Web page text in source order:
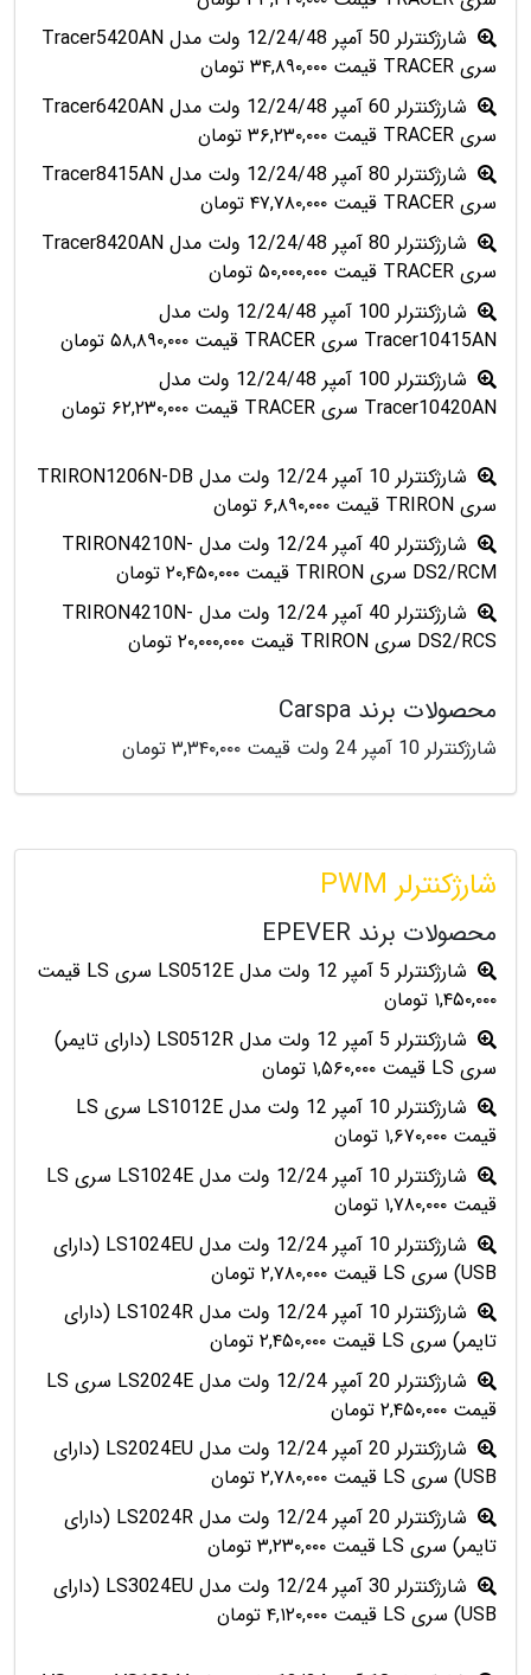
شارژکنترلر 50 آمپر 12/24/48 ولت مدل Tracer5420AN
سری TRACER قیمت ۳۴,۸۹۰,۰۰۰ تومان
شارژکنترلر 60 آمپر 12/24/48 ولت مدل Tracer6420AN
سری TRACER قیمت ۳۶,۲۳۰,۰۰۰ تومان
شارژکنترلر 80 آمپر 12/24/48 ولت مدل Tracer8415AN
سری TRACER قیمت ۴۷,۷۸۰,۰۰۰ تومان
شارژکنترلر 80 آمپر 12/24/48 ولت مدل Tracer8420AN
سری TRACER قیمت ۵۰,۰۰۰,۰۰۰ تومان
شارژکنترلر 100 آمپر 12/24/48 ولت مدل
Tracer10415AN سری TRACER قیمت ۵۸,۸۹۰,۰۰۰ تومان
شارژکنترلر 100 آمپر 12/24/48 ولت مدل
Tracer10420AN سری TRACER قیمت ۶۲,۲۳۰,۰۰۰ تومان
شارژکنترلر 10 آمپر 12/24 ولت مدل TRIRON1206N-DB
سری TRIRON قیمت ۶,۸۹۰,۰۰۰ تومان
شارژکنترلر 40 آمپر 12/24 ولت مدل TRIRON4210N-
DS2/RCM سری TRIRON قیمت ۲۰,۴۵۰,۰۰۰ تومان
شارژکنترلر 40 آمپر 12/24 ولت مدل TRIRON4210N-
DS2/RCS سری TRIRON قیمت ۲۰,۰۰۰,۰۰۰ تومان
محصولات برند Carspa
شارژکنترلر 10 آمپر 24 ولت قیمت ۳,۳۴۰,۰۰۰ تومان
شارژکنترلر PWM
محصولات برند EPEVER
شارژکنترلر 5 آمپر 12 ولت مدل LS0512E سری LS قیمت
۱,۴۵۰,۰۰۰ تومان
شارژکنترلر 5 آمپر 12 ولت مدل LS0512R (دارای تایمر)
سری LS قیمت ۱,۵۶۰,۰۰۰ تومان
شارژکنترلر 10 آمپر 12 ولت مدل LS1012E سری LS
قیمت ۱,۶۷۰,۰۰۰ تومان
شارژکنترلر 10 آمپر 12/24 ولت مدل LS1024E سری LS
قیمت ۱,۷۸۰,۰۰۰ تومان
شارژکنترلر 10 آمپر 12/24 ولت مدل LS1024EU (دارای
USB) سری LS قیمت ۲,۷۸۰,۰۰۰ تومان
شارژکنترلر 10 آمپر 12/24 ولت مدل LS1024R (دارای
تایمر) سری LS قیمت ۲,۴۵۰,۰۰۰ تومان
شارژکنترلر 20 آمپر 12/24 ولت مدل LS2024E سری LS
قیمت ۲,۴۵۰,۰۰۰ تومان
شارژکنترلر 20 آمپر 12/24 ولت مدل LS2024EU (دارای
USB) سری LS قیمت ۲,۷۸۰,۰۰۰ تومان
شارژکنترلر 20 آمپر 12/24 ولت مدل LS2024R (دارای
تایمر) سری LS قیمت ۳,۲۳۰,۰۰۰ تومان
شارژکنترلر 30 آمپر 12/24 ولت مدل LS3024EU (دارای
USB) سری LS قیمت ۴,۱۲۰,۰۰۰ تومان